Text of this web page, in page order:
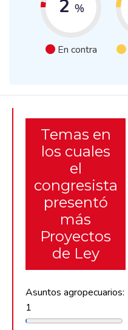
2 %
En contra
Temas en
los cuales
el
congresista
presentó
más
Proyectos
de Ley
Asuntos agropecuarios:
1